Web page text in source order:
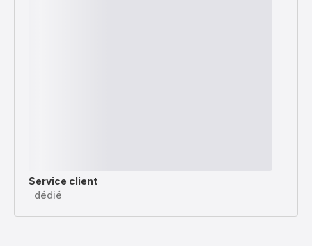
Service client
dédié